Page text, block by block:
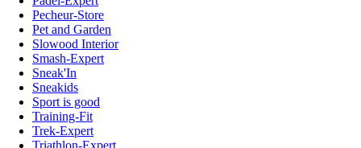
Pecheur-Store
Pet and Garden
Slowood Interior
Smash-Expert
Sneak'In
Sneakids
Sport is good
Training-Fit
Trek-Expert
Triathlon-Expert